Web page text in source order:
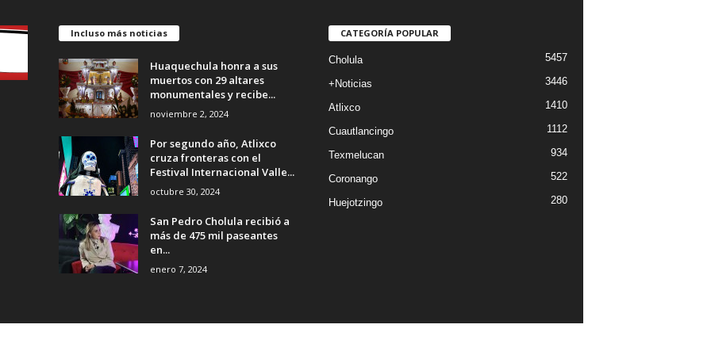
Incluso más noticias
Huaquechula honra a sus
muertos con 29 altares
monumentales y recibe...
noviembre 2, 2024
Por segundo año, Atlixco
cruza fronteras con el
Festival Internacional Valle...
octubre 30, 2024
San Pedro Cholula recibió a
más de 475 mil paseantes
en...
enero 7, 2024
CATEGORÍA POPULAR
Cholula 5457
+Noticias 3446
Atlixco 1410
Cuautlancingo 1112
Texmelucan 934
Coronango 522
Huejotzingo 280